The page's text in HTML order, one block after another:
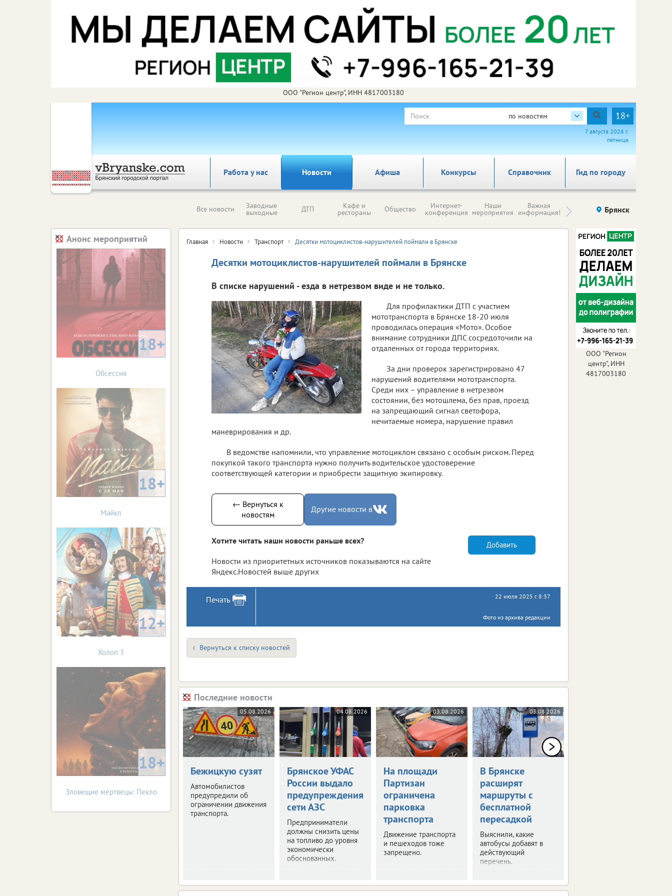
ООО "Регион центр", ИНН 4817003180
по новостям 18+
7 августа 2026 г.
пятница
Работа у нас Новости Афиша Справочник Гид по городу
Конкурсы
Все новости Заводные
выходные ДТП Кафе и
рестораны Общество Интернет-
конференция
Наши
мероприятия
Важная
информация! Происшествия Здоровье
Брянск
Главная Новости Транспорт Десятки мотоциклистов-нарушителей поймали в Брянске
Десятки мотоциклистов-нарушителей поймали в Брянске
В списке нарушений - езда в нетрезвом виде и не только.
Для профилактики ДТП с участием
мототранспорта в Брянске 18-20 июля
проводилась операция «Мото». Особое
внимание сотрудники ДПС сосредоточили на
отдаленных от города территориях.
За дни проверок зарегистрировано 47
нарушений водителями мототранспорта.
Среди них – управление в нетрезвом
состоянии, без мотошлема, без прав, проезд
на запрещающий сигнал светофора,
нечитаемые номера, нарушение правил
маневрирования и др.
В ведомстве напомнили, что управление мотоциклом связано с особым риском. Перед
покупкой такого транспорта нужно получить водительское удостоверение
соответствующей категории и приобрести защитную экипировку.
← Вернуться к
новостям
Другие новости в
Хотите читать наши новости раньше всех?
Новости из приоритетных источников показываются на сайте
Яндекс.Новостей выше других
Добавить
Печать 22 июля 2025 г. 8:37
Фото из архива редакции
Вернуться к списку новостей
Последние новости
05.08.2026
Бежицкую сузят
Автомобилистов
предупредили об
ограничении движения
транспорта.
04.08.2026
Брянское УФАС
России выдало
предупреждения
сети АЗС
Предприниматели
должны снизить цены
на топливо до уровня
экономически
обоснованных.
03.08.2026
На площади
Партизан
ограничена
парковка
транспорта
Движение транспорта
и пешеходов тоже
запрещено.
03.08.2026
В Брянске
расширят
маршруты с
бесплатной
пересадкой
Выяснили, какие
автобусы добавят в
действующий
перечень.
Анонс мероприятий
18+
Обсессия
18+
Майкл
12+
Холоп 3
18+
Зловещие мертвецы: Пекло
ООО "Регион
центр", ИНН
4817003180